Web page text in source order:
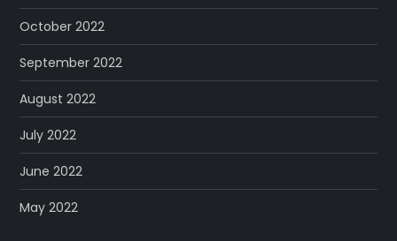
October 2022
September 2022
August 2022
July 2022
June 2022
May 2022